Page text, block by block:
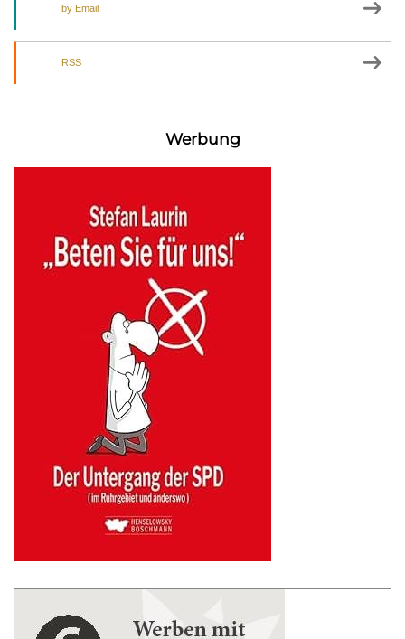
by Email
RSS
Werbung